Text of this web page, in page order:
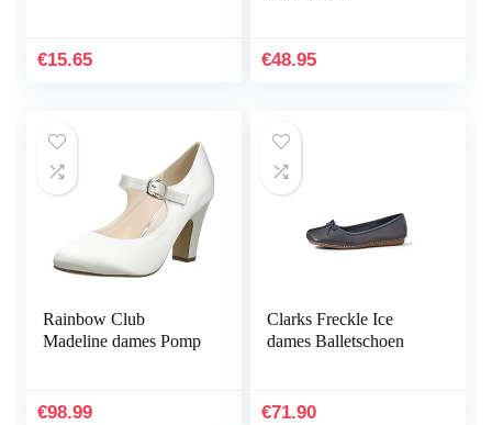
€15.65 €48.95
Rainbow Club
Madeline dames Pomp
€98.99
Clarks Freckle Ice
dames Balletschoen
€71.90